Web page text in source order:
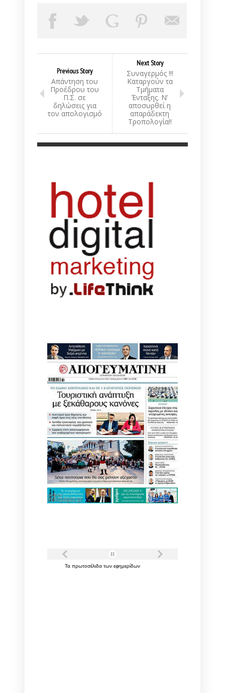
Previous Story
Απάντηση του
Προέδρου του
Π.Σ. σε
δηλώσεις για
τον απολογισμό
Next Story
Συναγερμός !!!
Καταργούν τα
Τμήματα
Ένταξης. Ν’
αποσυρθεί η
απαράδεκτη
Τροπολογία!!
Τα πρωτοσέλιδα των εφημερίδων